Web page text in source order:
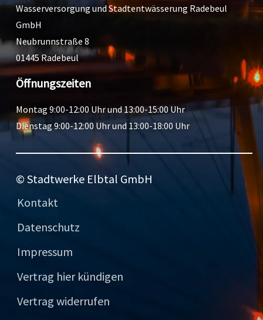
Wasserversorgung und Stadtentwässerung Radebeul
GmbH
Neubrunnstraße 8
01445 Radebeul
Öffnungszeiten
Montag 9:00-12:00 Uhr und 13:00-15:00 Uhr
Dienstag 9:00-12:00 Uhr und 13:00-18:00 Uhr
© Stadtwerke Elbtal GmbH
Kontakt
Datenschutz
Impressum
Vertrag hier kündigen
Vertrag widerrufen